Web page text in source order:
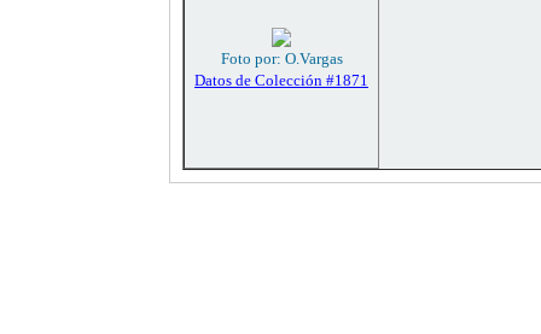
Foto por: O.Vargas
Datos de Colección #1871